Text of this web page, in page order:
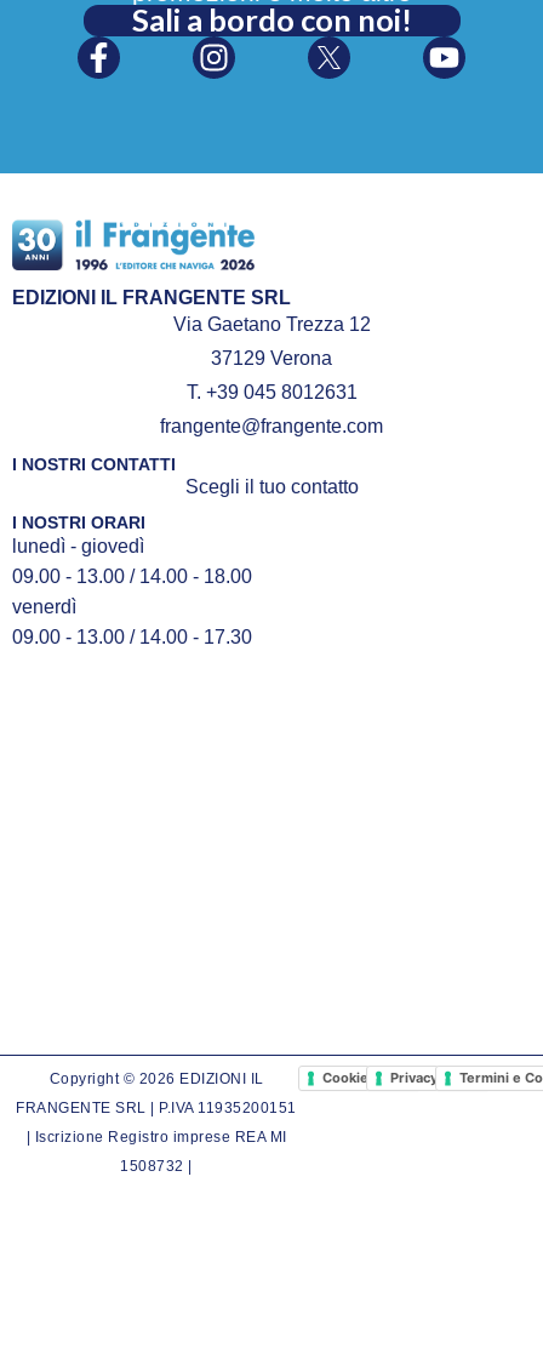
Sali a bordo con noi!
EDIZIONI IL FRANGENTE SRL
Via Gaetano Trezza 12
37129 Verona
T. +39 045 8012631
frangente@frangente.com
I NOSTRI CONTATTI
Scegli il tuo contatto
I NOSTRI ORARI
lunedì - giovedì
09.00 - 13.00 / 14.00 - 18.00
venerdì
09.00 - 13.00 / 14.00 - 17.30
Copyright © 2026 EDIZIONI IL
FRANGENTE SRL | P.IVA 11935200151
| Iscrizione Registro imprese REA MI
1508732 |
Cookie PolicyPrivacy PolicyTermini e